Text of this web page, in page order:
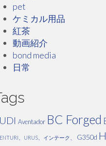
pet
ケミカル用品
紅茶
動画紹介
bond media
日常
Aventador BC Forged
、URUS、インテーク、 G350d